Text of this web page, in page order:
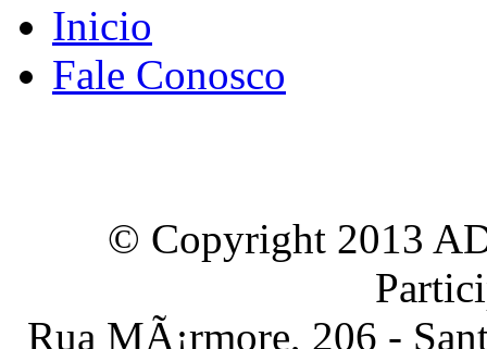
Inicio
Fale Conosco
© Copyright 2013
Rua MÃ¡rmore, 206 -